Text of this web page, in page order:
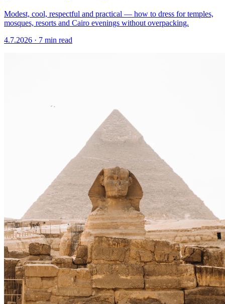
Modest, cool, respectful and practical — how to dress for temples,
mosques, resorts and Cairo evenings without overpacking.
4.7.2026 · 7 min read